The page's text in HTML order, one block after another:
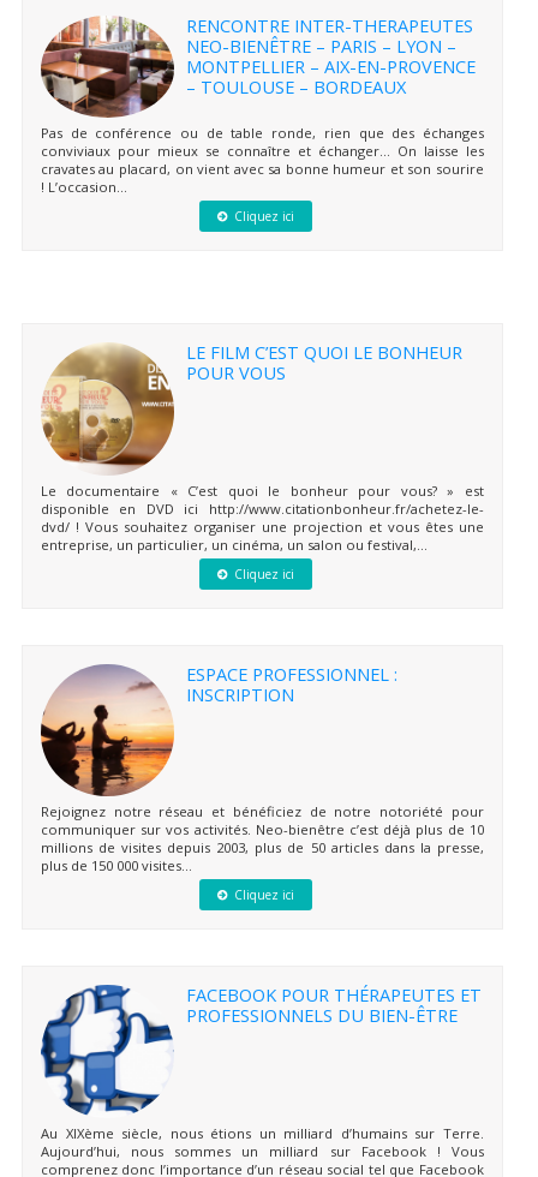
RENCONTRE INTER-THERAPEUTES
NEO-BIENÊTRE – PARIS – LYON –
MONTPELLIER – AIX-EN-PROVENCE
– TOULOUSE – BORDEAUX
Pas de conférence ou de table ronde, rien que des échanges
conviviaux pour mieux se connaître et échanger… On laisse les
cravates au placard, on vient avec sa bonne humeur et son sourire
! L’occasion...
Cliquez ici
LE FILM C’EST QUOI LE BONHEUR
POUR VOUS
Le documentaire « C’est quoi le bonheur pour vous? » est
disponible en DVD ici http://www.citationbonheur.fr/achetez-le-
dvd/ ! Vous souhaitez organiser une projection et vous êtes une
entreprise, un particulier, un cinéma, un salon ou festival,...
Cliquez ici
ESPACE PROFESSIONNEL :
INSCRIPTION
Rejoignez notre réseau et bénéficiez de notre notoriété pour
communiquer sur vos activités. Neo-bienêtre c’est déjà plus de 10
millions de visites depuis 2003, plus de 50 articles dans la presse,
plus de 150 000 visites...
Cliquez ici
FACEBOOK POUR THÉRAPEUTES ET
PROFESSIONNELS DU BIEN-ÊTRE
Au XIXème siècle, nous étions un milliard d’humains sur Terre.
Aujourd’hui, nous sommes un milliard sur Facebook ! Vous
comprenez donc l’importance d’un réseau social tel que Facebook